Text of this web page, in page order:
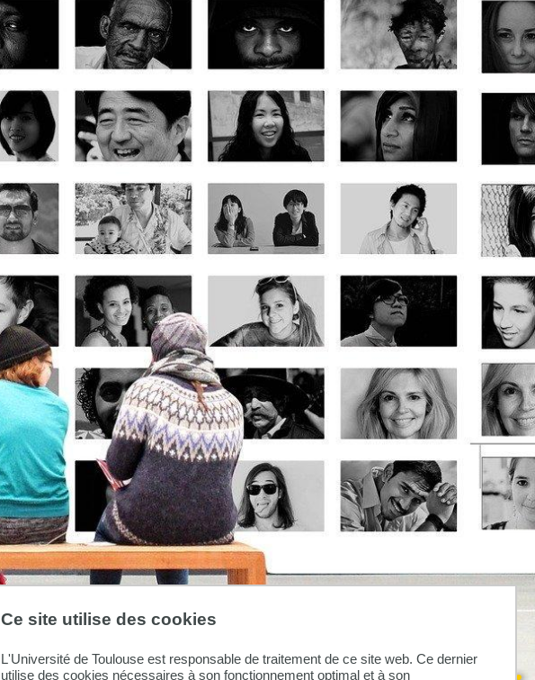
Ce site utilise des cookies
L'Université de Toulouse est responsable de traitement de ce site web. Ce dernier
utilise des cookies nécessaires à son fonctionnement optimal et à son